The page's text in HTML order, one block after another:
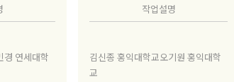
경 연세대학
작업설명
김신종 홍익대학교오기원 홍익대학
교